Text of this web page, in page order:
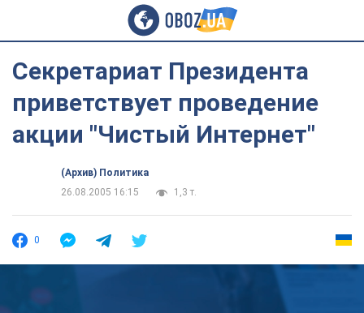
Секретариат Президента
приветствует проведение
акции "Чистый Интернет"
(Архив) Политика
26.08.2005 16:15
1,3 т.
0